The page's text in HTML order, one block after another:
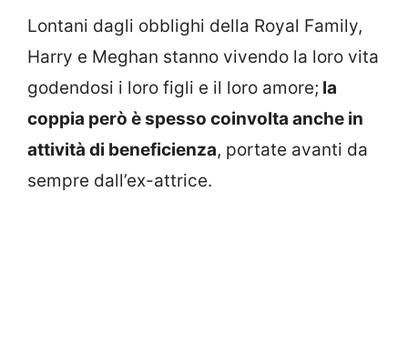
Lontani dagli obblighi della Royal Family,
Harry e Meghan stanno vivendo la loro vita
godendosi i loro figli e il loro amore; la
coppia però è spesso coinvolta anche in
attività di beneficienza, portate avanti da
sempre dall’ex-attrice.